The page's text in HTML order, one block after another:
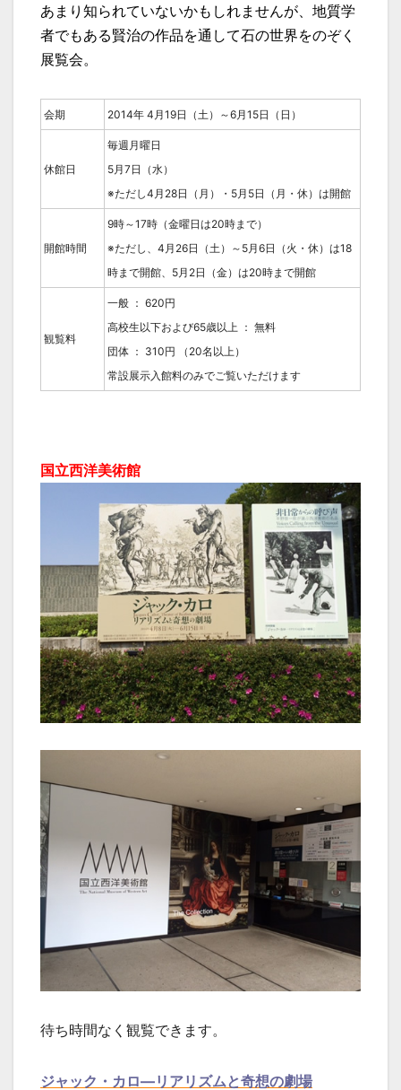
あまり知られていないかもしれませんが、地質学
者でもある賢治の作品を通して石の世界をのぞく
展覧会。
会期 2014年 4月19日（土）～6月15日（日）
休館日
毎週月曜日
5月7日（水）
※ただし4月28日（月）・5月5日（月・休）は開館
開館時間
9時～17時（金曜日は20時まで）
※ただし、4月26日（土）～5月6日（火・休）は18
時まで開館、5月2日（金）は20時まで開館
観覧料
一般 ： 620円
高校生以下および65歳以上 ： 無料
団体 ： 310円 （20名以上）
常設展示入館料のみでご覧いただけます
国立西洋美術館
待ち時間なく観覧できます。
ジャック・カロ―リアリズムと奇想の劇場